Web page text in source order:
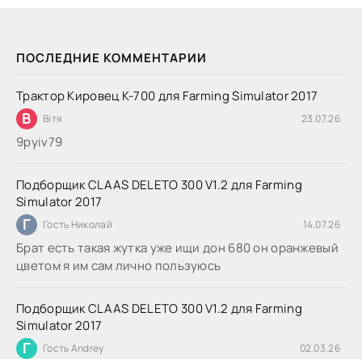
ПОСЛЕДНИЕ КОММЕНТАРИИ
Трактор Кировец К-700 для Farming Simulator 2017
В Вітя 23.07.26
9руіv79
Подборщик CLAAS DELETO 300 V1.2 для Farming
Simulator 2017
Г Гость Николай 14.07.26
Брат есть такая жутка уже ищи дон 680 он оранжевый
цветом я им сам лично пользуюсь
Подборщик CLAAS DELETO 300 V1.2 для Farming
Simulator 2017
Г Гость Andrey 02.03.26